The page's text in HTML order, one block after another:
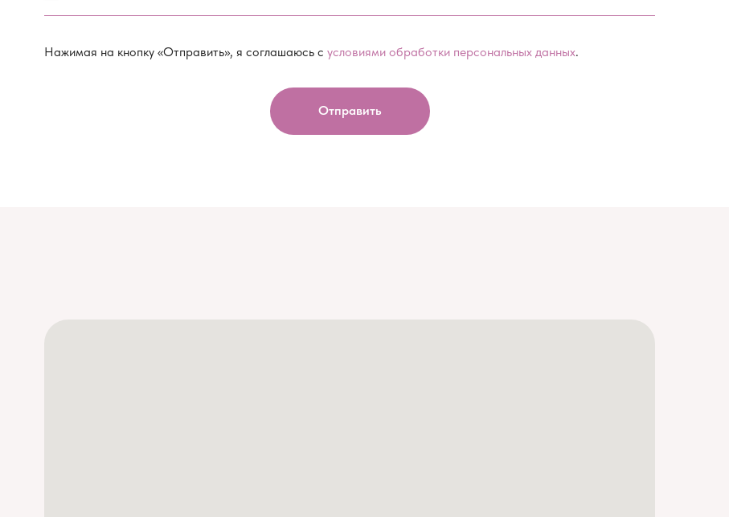
Нажимая на кнопку «Отправить», я соглашаюсь с условиями обработки персональных данных.
Отправить